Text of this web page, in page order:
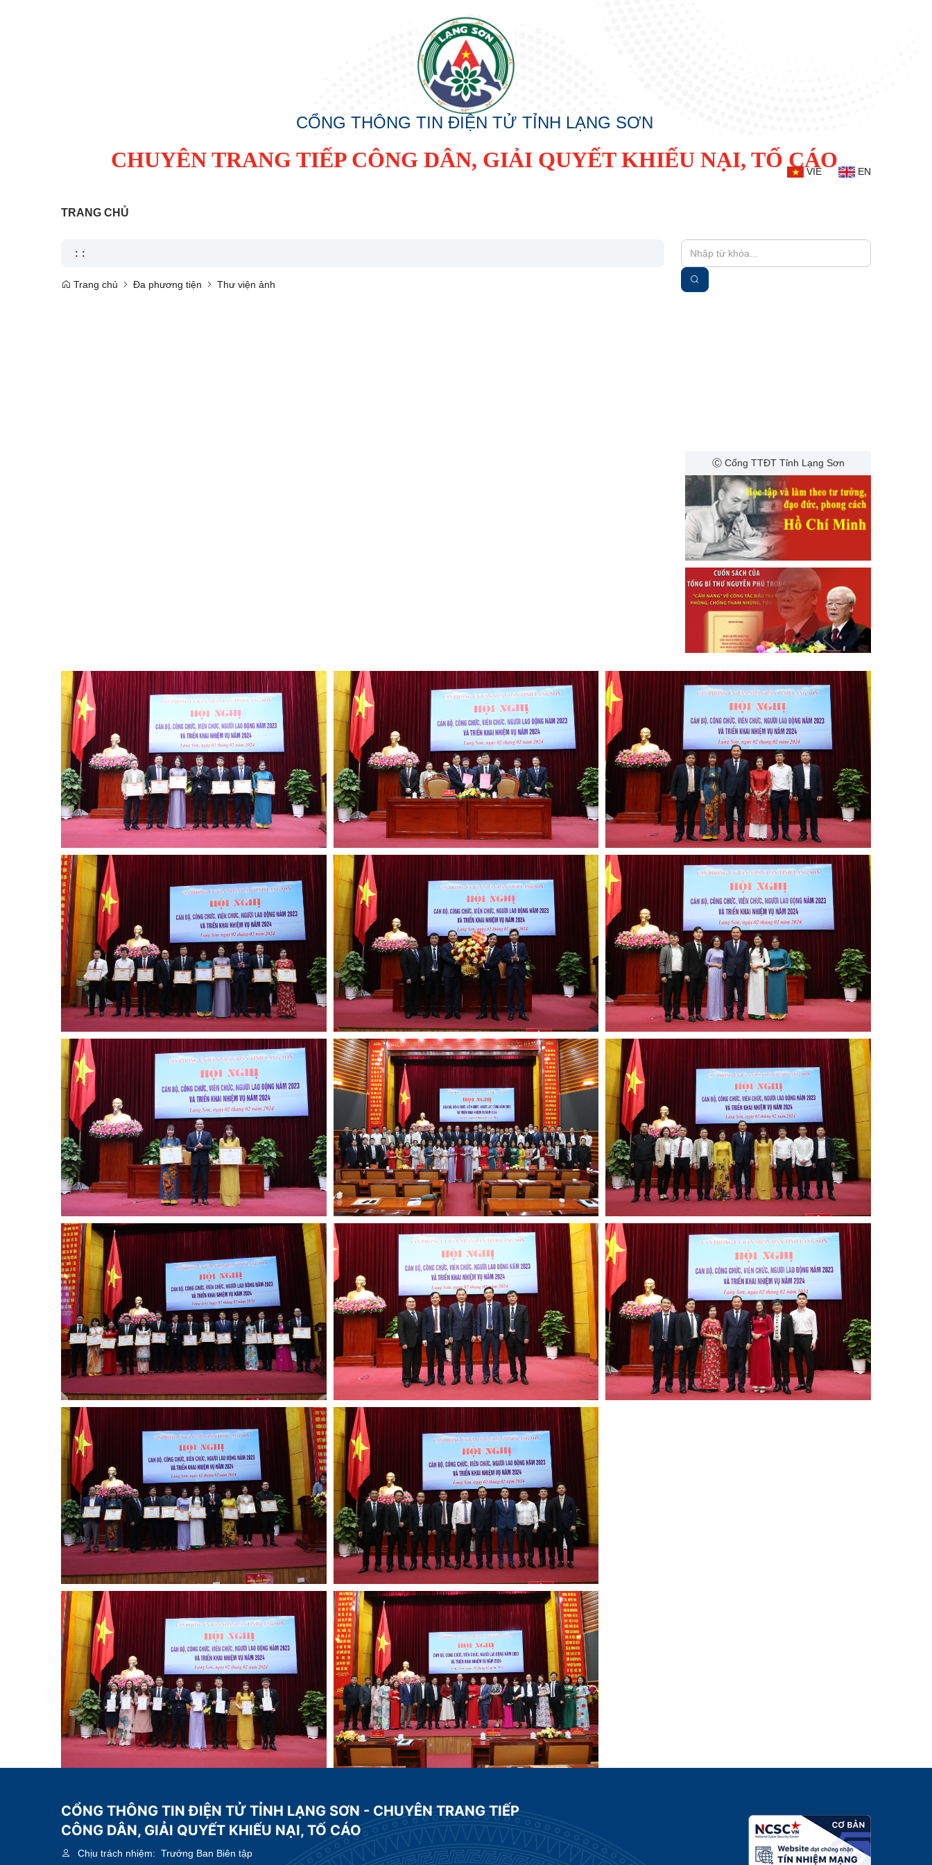
CỔNG THÔNG TIN ĐIỆN TỬ TỈNH LẠNG SƠN
CHUYÊN TRANG TIẾP CÔNG DÂN, GIẢI QUYẾT KHIẾU NẠI, TỐ CÁO
VIE EN
TRANG CHỦ
: :
Trang chủ Đa phương tiện Thư viện ảnh
Ⓒ Cổng TTĐT Tỉnh Lạng Sơn
CỔNG THÔNG TIN ĐIỆN TỬ TỈNH LẠNG SƠN - CHUYÊN TRANG TIẾP
CÔNG DÂN, GIẢI QUYẾT KHIẾU NẠI, TỐ CÁO
Chịu trách nhiệm: Trưởng Ban Biên tập